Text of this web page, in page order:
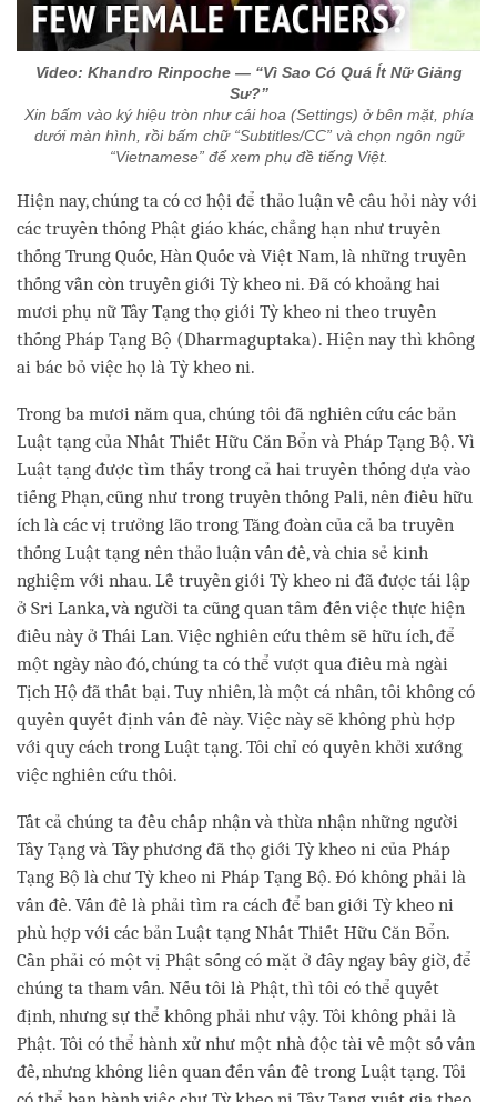
Video: Khandro Rinpoche — “Vì Sao Có Quá Ít Nữ Giảng
Sư?”
Xin bấm vào ký hiệu tròn như cái hoa (Settings) ở bên mặt, phía
dưới màn hình, rồi bấm chữ “Subtitles/CC” và chọn ngôn ngữ
“Vietnamese” để xem phụ đề tiếng Việt.
Hiện nay, chúng ta có cơ hội để thảo luận về câu hỏi này với
các truyền thống Phật giáo khác, chẳng hạn như truyền
thống Trung Quốc, Hàn Quốc và Việt Nam, là những truyền
thống vẫn còn truyền giới Tỳ kheo ni. Đã có khoảng hai
mươi phụ nữ Tây Tạng thọ giới Tỳ kheo ni theo truyền
thống Pháp Tạng Bộ (Dharmaguptaka). Hiện nay thì không
ai bác bỏ việc họ là Tỳ kheo ni.
Trong ba mươi năm qua, chúng tôi đã nghiên cứu các bản
Luật tạng của Nhất Thiết Hữu Căn Bổn và Pháp Tạng Bộ. Vì
Luật tạng được tìm thấy trong cả hai truyền thống dựa vào
tiếng Phạn, cũng như trong truyền thống Pali, nên điều hữu
ích là các vị trưởng lão trong Tăng đoàn của cả ba truyền
thống Luật tạng nên thảo luận vấn đề, và chia sẻ kinh
nghiệm với nhau. Lễ truyền giới Tỳ kheo ni đã được tái lập
ở Sri Lanka, và người ta cũng quan tâm đến việc thực hiện
điều này ở Thái Lan. Việc nghiên cứu thêm sẽ hữu ích, để
một ngày nào đó, chúng ta có thể vượt qua điều mà ngài
Tịch Hộ đã thất bại. Tuy nhiên, là một cá nhân, tôi không có
quyền quyết định vấn đề này. Việc này sẽ không phù hợp
với quy cách trong Luật tạng. Tôi chỉ có quyền khởi xướng
việc nghiên cứu thôi.
Tất cả chúng ta đều chấp nhận và thừa nhận những người
Tây Tạng và Tây phương đã thọ giới Tỳ kheo ni của Pháp
Tạng Bộ là chư Tỳ kheo ni Pháp Tạng Bộ. Đó không phải là
vấn đề. Vấn đề là phải tìm ra cách để ban giới Tỳ kheo ni
phù hợp với các bản Luật tạng Nhất Thiết Hữu Căn Bổn.
Cần phải có một vị Phật sống có mặt ở đây ngay bây giờ, để
chúng ta tham vấn. Nếu tôi là Phật, thì tôi có thể quyết
định, nhưng sự thể không phải như vậy. Tôi không phải là
Phật. Tôi có thể hành xử như một nhà độc tài về một số vấn
đề, nhưng không liên quan đến vấn đề trong Luật tạng. Tôi